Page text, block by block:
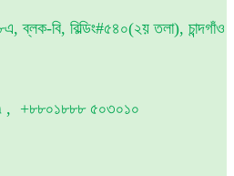
ব্লক-বি, বিল্ডিং#৫৪০(২য় তলা), চান্দগাঁও
, +৮৮০১৮৮৮ ৫০৩০১০